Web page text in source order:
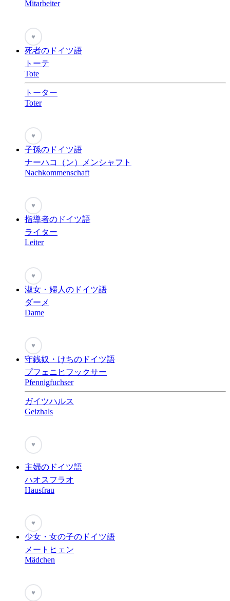
Mitarbeiter
♥
死者のドイツ語
トーテ
Tote
トーター
Toter
♥
子孫のドイツ語
ナーハコ（ン）メンシャフト
Nachkommenschaft
♥
指導者のドイツ語
ライター
Leiter
♥
淑女・婦人のドイツ語
ダーメ
Dame
♥
守銭奴・けちのドイツ語
プフェニヒフックサー
Pfennigfuchser
ガイツハルス
Geizhals
♥
主婦のドイツ語
ハオスフラオ
Hausfrau
♥
少女・女の子のドイツ語
メートヒェン
Mädchen
♥